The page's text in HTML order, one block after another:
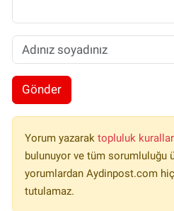
Gönder
Yorum yazarak topluluk
bulunuyor ve tüm sorumluluğu
yorumlardan Aydinpost.com
tutulamaz.